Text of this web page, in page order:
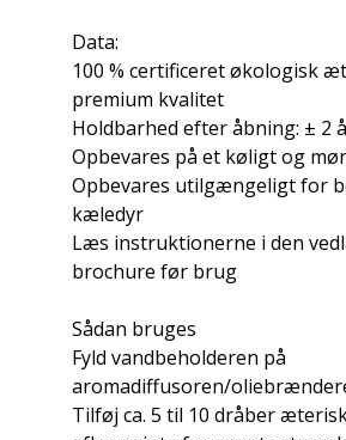
Data:
100 % certificeret økologisk
premium kvalitet
Holdbarhed efter åbning: ± 2
Opbevares på et køligt og
Opbevares utilgængeligt for
kæledyr
Læs instruktionerne i den
brochure før brug
Sådan bruges
Fyld vandbeholderen på
aromadiffusoren/
Tilføj ca. 5 til 10 dråber